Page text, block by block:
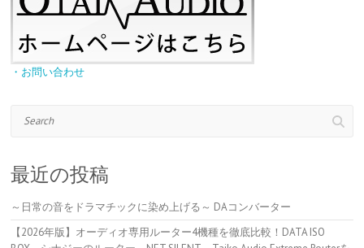
・お問い合わせ
最近の投稿
～日常の音をドラマチックに染め上げる～ DAコンバーター
【2026年版】オーディオ専用ルーター4機種を徹底比較！DATA ISO